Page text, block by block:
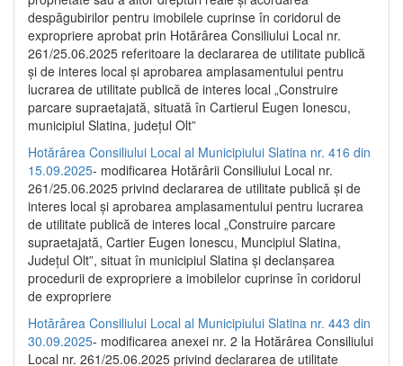
despăgubirilor pentru imobilele cuprinse în coridorul de
expropriere aprobat prin Hotărârea Consiliului Local nr.
261/25.06.2025 referitoare la declararea de utilitate publică
și de interes local și aprobarea amplasamentului pentru
lucrarea de utilitate publică de interes local „Construire
parcare supraetajată, situată în Cartierul Eugen Ionescu,
municipiul Slatina, județul Olt”
Hotărârea Consiliului Local al Municipiului Slatina nr. 416 din
15.09.2025- modificarea Hotărârii Consiliului Local nr.
261/25.06.2025 privind declararea de utilitate publică și de
interes local și aprobarea amplasamentului pentru lucrarea
de utilitate publică de interes local „Construire parcare
supraetajată, Cartier Eugen Ionescu, Muncipiul Slatina,
Județul Olt”, situat în municipiul Slatina și declanșarea
procedurii de expropriere a imobilelor cuprinse în coridorul
de expropriere
Hotărârea Consiliului Local al Municipiului Slatina nr. 443 din
30.09.2025- modificarea anexei nr. 2 la Hotărârea Consiliului
Local nr. 261/25.06.2025 privind declararea de utilitate